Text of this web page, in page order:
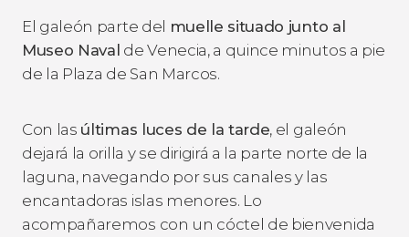
El galeón parte del muelle situado junto al
Museo Naval de Venecia, a quince minutos a pie
de la Plaza de San Marcos.
Con las últimas luces de la tarde, el galeón
dejará la orilla y se dirigirá a la parte norte de la
laguna, navegando por sus canales y las
encantadoras islas menores. Lo
acompañaremos con un cóctel de bienvenida